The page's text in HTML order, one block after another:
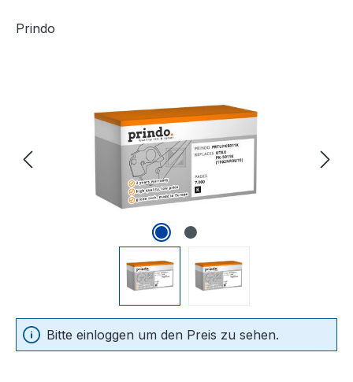
Prindo
Bitte einloggen um den Preis zu sehen.